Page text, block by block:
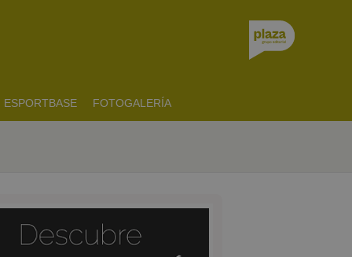
ESPORTBASE FOTOGALERÍA